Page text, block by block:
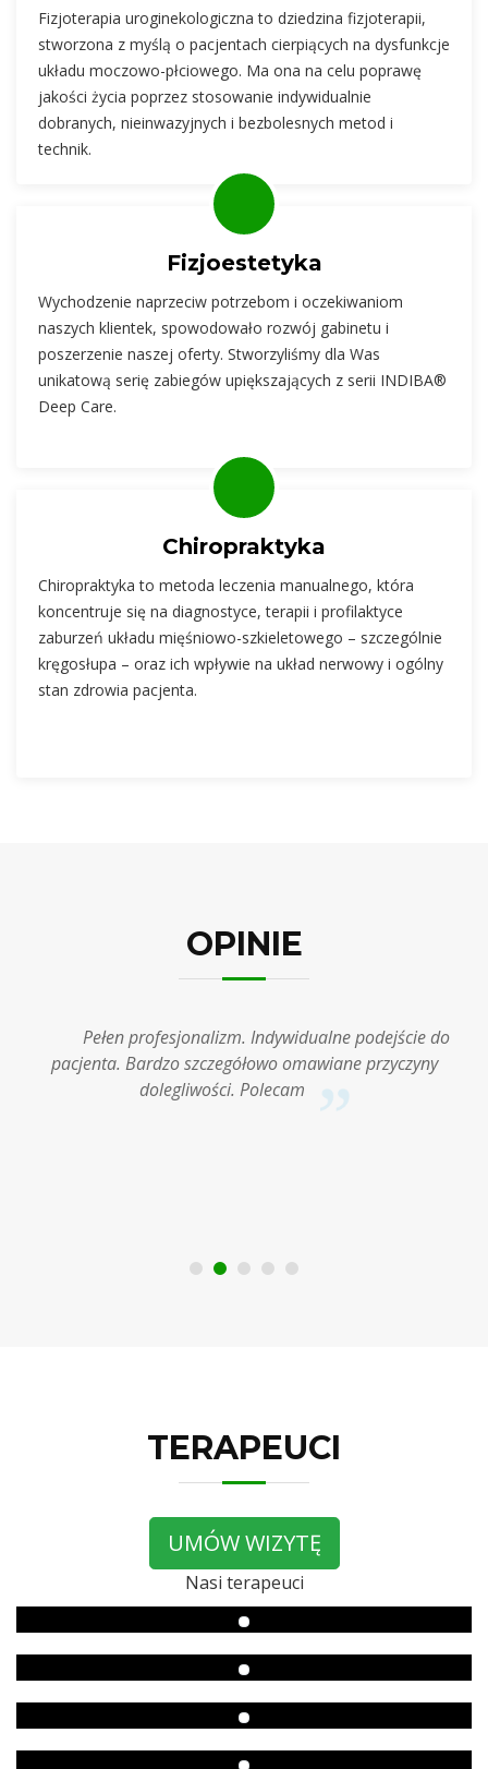
Fizjoterapia uroginekologiczna to dziedzina fizjoterapii,
stworzona z myślą o pacjentach cierpiących na dysfunkcje
układu moczowo-płciowego. Ma ona na celu poprawę
jakości życia poprzez stosowanie indywidualnie
dobranych, nieinwazyjnych i bezbolesnych metod i
technik.
Fizjoestetyka
Wychodzenie naprzeciw potrzebom i oczekiwaniom
naszych klientek, spowodowało rozwój gabinetu i
poszerzenie naszej oferty. Stworzyliśmy dla Was
unikatową serię zabiegów upiększających z serii INDIBA®
Deep Care.
Chiropraktyka
Chiropraktyka to metoda leczenia manualnego, która
koncentruje się na diagnostyce, terapii i profilaktyce
zaburzeń układu mięśniowo-szkieletowego – szczególnie
kręgosłupa – oraz ich wpływie na układ nerwowy i ogólny
stan zdrowia pacjenta.
OPINIE
Pełen profesjonalizm. Indywidualne podejście do
pacjenta. Bardzo szczegółowo omawiane przyczyny
dolegliwości. Polecam
TERAPEUCI
UMÓW WIZYTĘ
Nasi terapeuci